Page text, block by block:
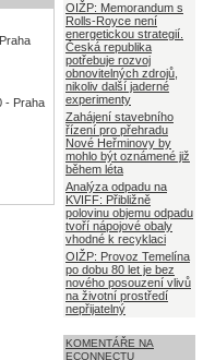
- Praha
OIŽP: Memorandum s
Rolls-Royce není
energetickou strategií.
Česká republika
potřebuje rozvoj
obnovitelných zdrojů,
nikoliv další jaderné
experimenty
Zahájení stavebního
řízení pro přehradu
Nové Heřminovy by
mohlo být oznámené již
během léta
Analýza odpadu na
KVIFF: Přibližně
polovinu objemu odpadu
tvoří nápojové obaly
vhodné k recyklaci
OIŽP: Provoz Temelína
po dobu 80 let je bez
nového posouzení vlivů
na životní prostředí
nepřijatelný
KOMENTÁŘE NA
ECONNECTU